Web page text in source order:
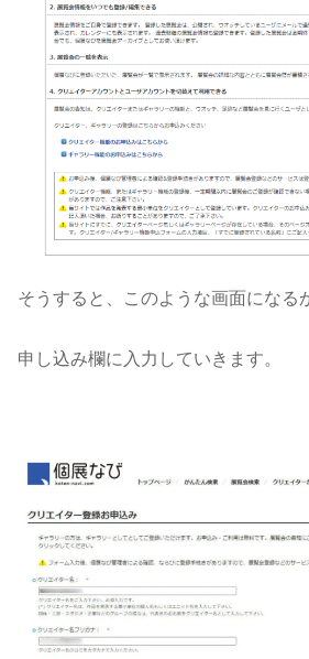
そうすると、このような画面になる
申し込み欄に入力していきます。